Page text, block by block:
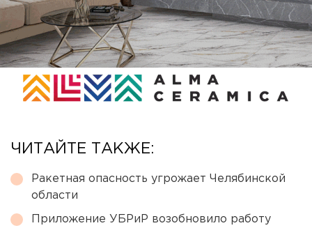
ЧИТАЙТЕ ТАКЖЕ:
Ракетная опасность угрожает Челябинской
области
Приложение УБРиР возобновило работу